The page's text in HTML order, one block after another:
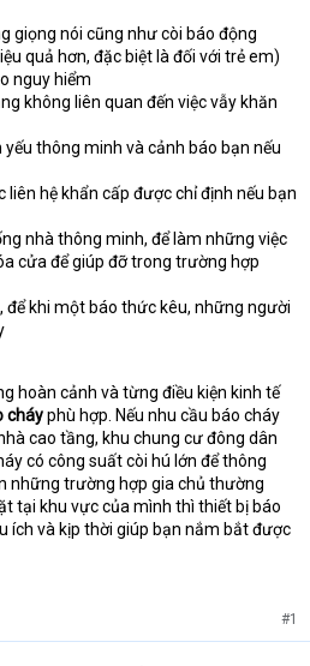
giọng nói cũng như còi báo động
quả hơn, đặc biệt là đối với trẻ em)
nguy hiểm
không liên quan đến việc vẫy khăn
thông minh và cảnh báo bạn nếu
hệ khẩn cấp được chỉ định nếu bạn
nhà thông minh, để làm những việc
cửa để giúp đỡ trong trường hợp
để khi một báo thức kêu, những người
hoàn cảnh và từng điều kiện kinh tế
cháyphù hợp. Nếu nhu cầu báo cháy
cao tầng, khu chung cư đông dân
có công suất còi hú lớn để thông
những trường hợp gia chủ thường
tại khu vực của mình thì thiết bị báo
ích và kịp thời giúp bạn nắm bắt được
#1